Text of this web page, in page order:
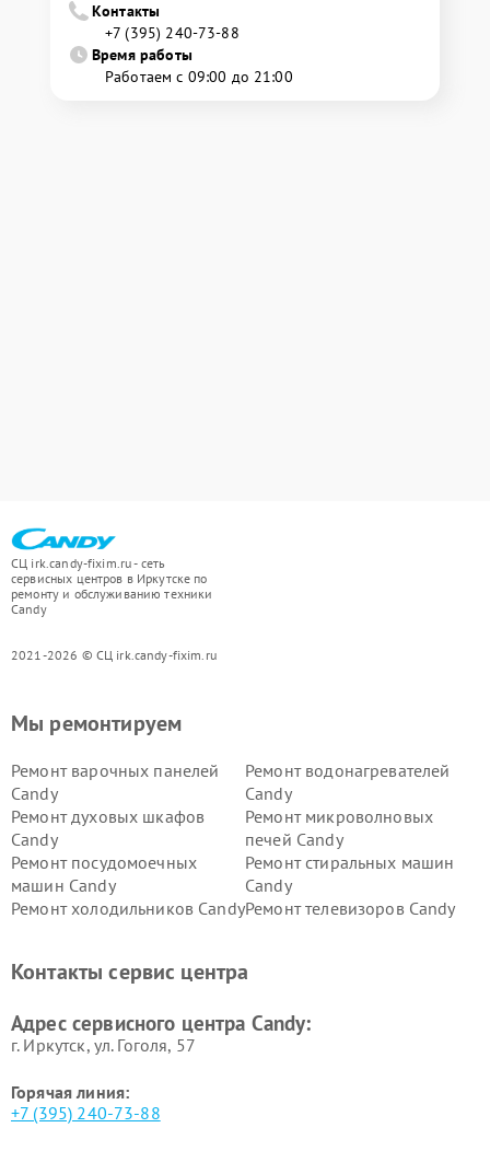
Контакты
+7 (395) 240-73-88
Время работы
Работаем с 09:00 до 21:00
СЦ irk.candy-fixim.ru - сеть
сервисных центров в Иркутске по
ремонту и обслуживанию техники
Candy
2021-2026 © СЦ irk.candy-fixim.ru
Мы ремонтируем
Ремонт варочных панелей
Candy
Ремонт водонагревателей
Candy
Ремонт духовых шкафов
Candy
Ремонт микроволновых
печей Candy
Ремонт посудомоечных
машин Candy
Ремонт стиральных машин
Candy
Ремонт холодильников CandyРемонт телевизоров Candy
Контакты сервис центра
Адрес сервисного центра Candy:
г. Иркутск, ул. ​Гоголя, 57
Горячая линия:
+7 (395) 240-73-88